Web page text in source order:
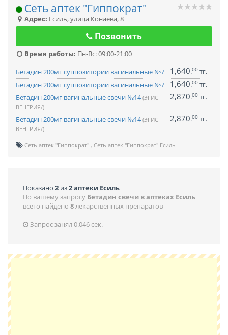
Сеть аптек "Гиппократ"
Адрес: Есиль,улица Конаева, 8
Позвонить
Время работы: Пн-Вс: 09:00-21:00
Бетадин 200мг суппозитории вагинальные №7
1,640.00 тг.
Бетадин 200мг суппозитории вагинальные №7
1,640.00 тг.
Бетадин 200мг вагинальные свечи №14(ЭГИС
ВЕНГРИЯ/)
2,870.00 тг.
Бетадин 200мг вагинальные свечи №14(ЭГИС
ВЕНГРИЯ/)
2,870.00 тг.
Сеть аптек "Гиппократ" Сеть аптек "Гиппократ" Есиль
Показано 2 из2 аптеки Есиль
По вашему запросу Бетадин свечи в аптеках Есиль
всего найдено 8лекарственных препаратов
Запрос занял 0.046 сек.